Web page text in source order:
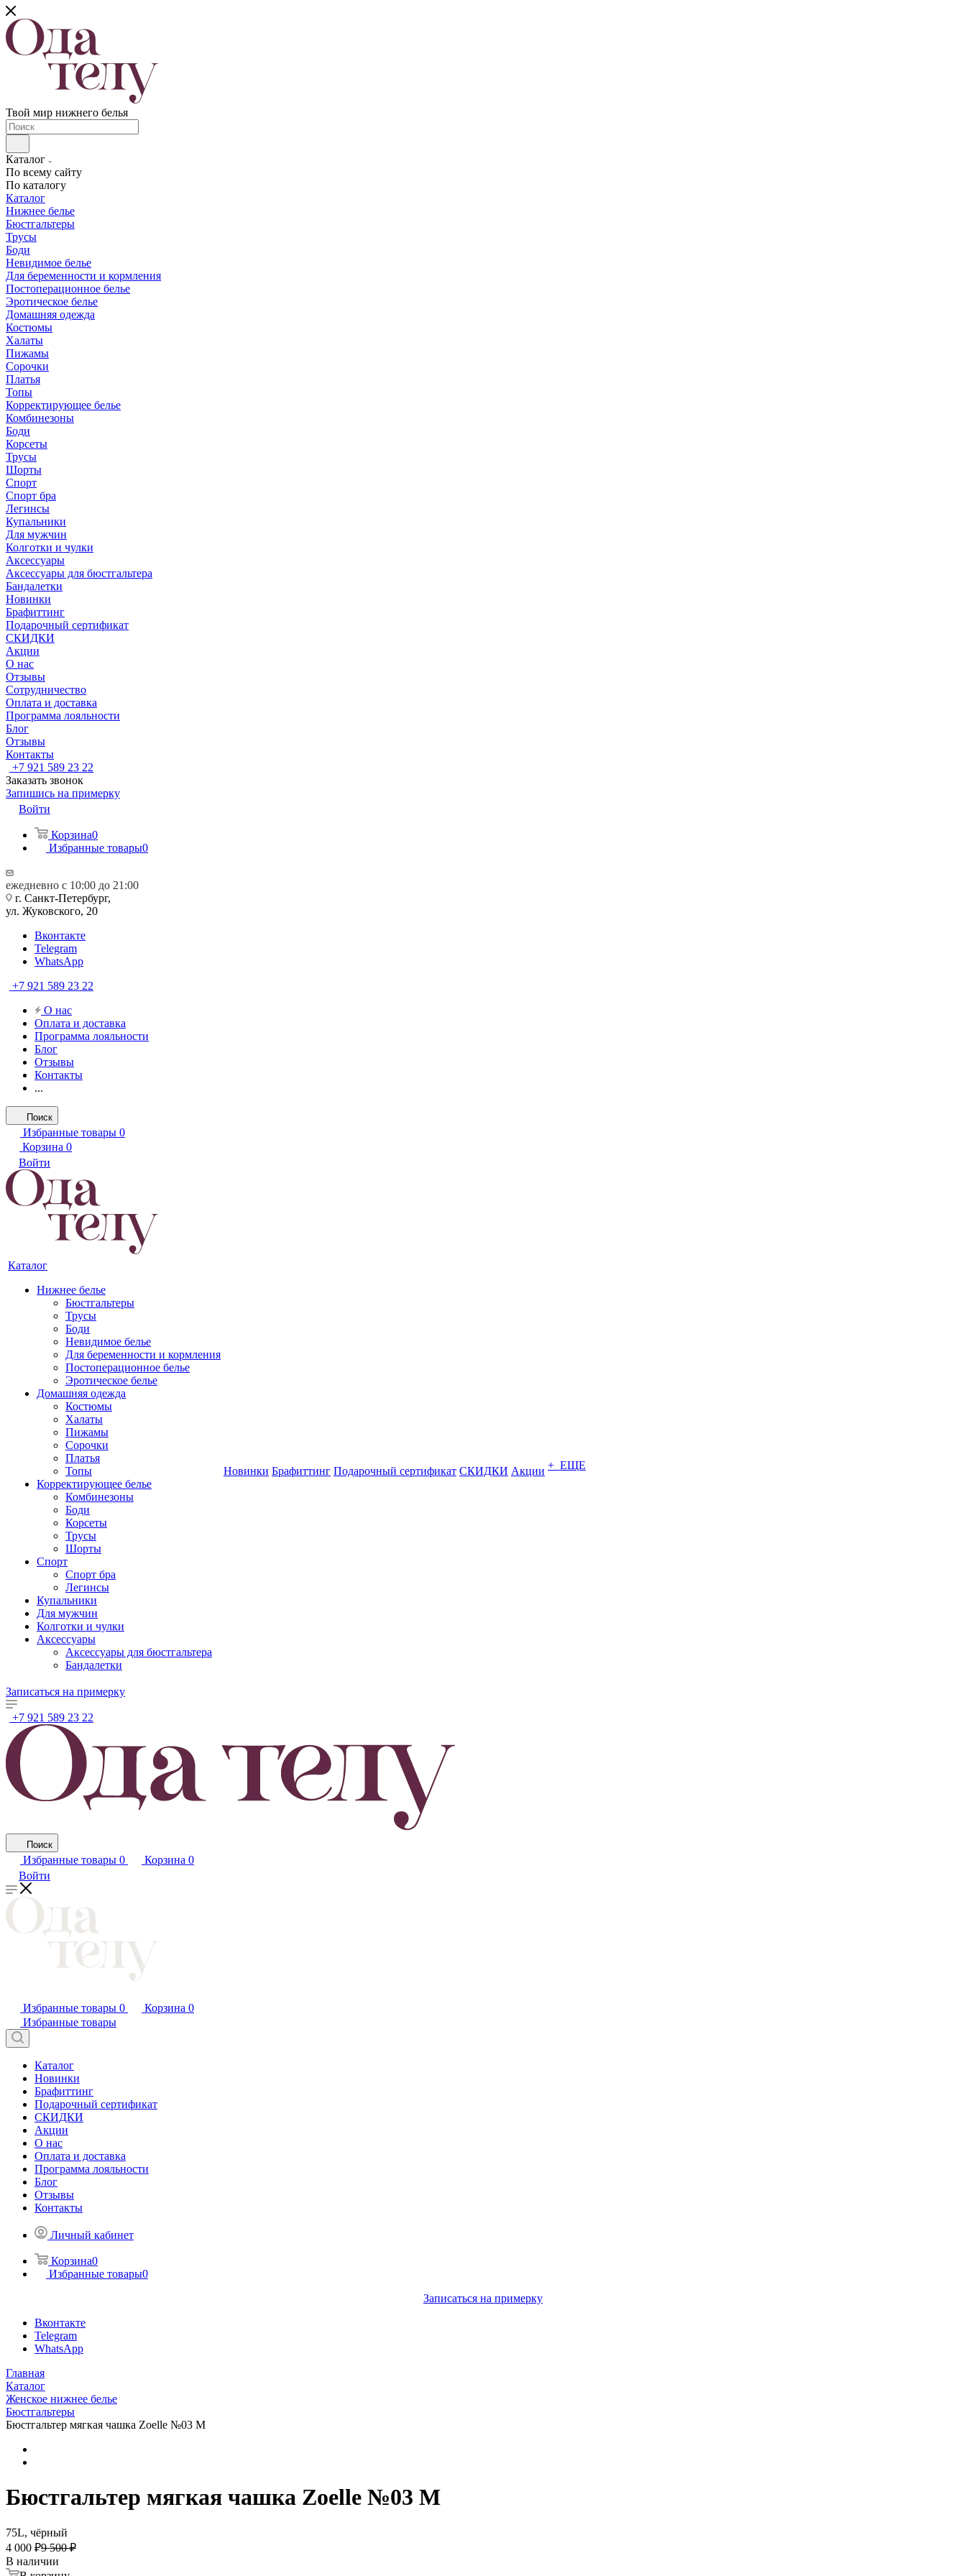
Твой мир нижнего белья
Каталог
По всему сайту
По каталогу
Каталог
Нижнее белье
Бюстгальтеры
Трусы
Боди
Невидимое белье
Для беременности и кормления
Постоперационное белье
Эротическое белье
Домашняя одежда
Костюмы
Халаты
Пижамы
Сорочки
Платья
Топы
Корректирующее белье
Комбинезоны
Боди
Корсеты
Трусы
Шорты
Спорт
Спорт бра
Легинсы
Купальники
Для мужчин
Колготки и чулки
Аксессуары
Аксессуары для бюстгальтера
Бандалетки
Новинки
Брафиттинг
Подарочный сертификат
СКИДКИ
Акции
О нас
Отзывы
Сотрудничество
Оплата и доставка
Программа лояльности
Блог
Отзывы
Контакты
+7 921 589 23 22
Заказать звонок
Запишись на примерку
Войти
Корзина0
Избранные товары0
ежедневно с 10:00 до 21:00
г. Санкт-Петербург,
ул. Жуковского, 20
Вконтакте
Telegram
WhatsApp
+7 921 589 23 22
О нас
Оплата и доставка
Программа лояльности
Блог
Отзывы
Контакты
...
Поиск
Избранные товары 0
Корзина 0
Войти
Каталог
Нижнее белье
Бюстгальтеры
Трусы
Боди
Невидимое белье
Для беременности и кормления
Постоперационное белье
Эротическое белье
Домашняя одежда
Костюмы
Халаты
Пижамы
Сорочки
Платья
Топы
Корректирующее белье
Комбинезоны
Боди
Корсеты
Трусы
Шорты
Спорт
Спорт бра
Легинсы
Купальники
Для мужчин
Колготки и чулки
Аксессуары
Аксессуары для бюстгальтера
Бандалетки
Новинки Брафиттинг Подарочный сертификат СКИДКИ Акции + ЕЩЕ
Записаться на примерку
+7 921 589 23 22
Поиск
Избранные товары 0 Корзина 0
Войти
Избранные товары 0 Корзина 0
Избранные товары
Каталог
Новинки
Брафиттинг
Подарочный сертификат
СКИДКИ
Акции
О нас
Оплата и доставка
Программа лояльности
Блог
Отзывы
Контакты
Личный кабинет
Корзина0
Избранные товары0
Записаться на примерку
Вконтакте
Telegram
WhatsApp
Главная
Каталог
Женское нижнее белье
Бюстгальтеры
Бюстгальтер мягкая чашка Zoelle №03 M
Бюстгальтер мягкая чашка Zoelle №03 M
75L, чёрный
4 000 ₽9 500 ₽
В наличии